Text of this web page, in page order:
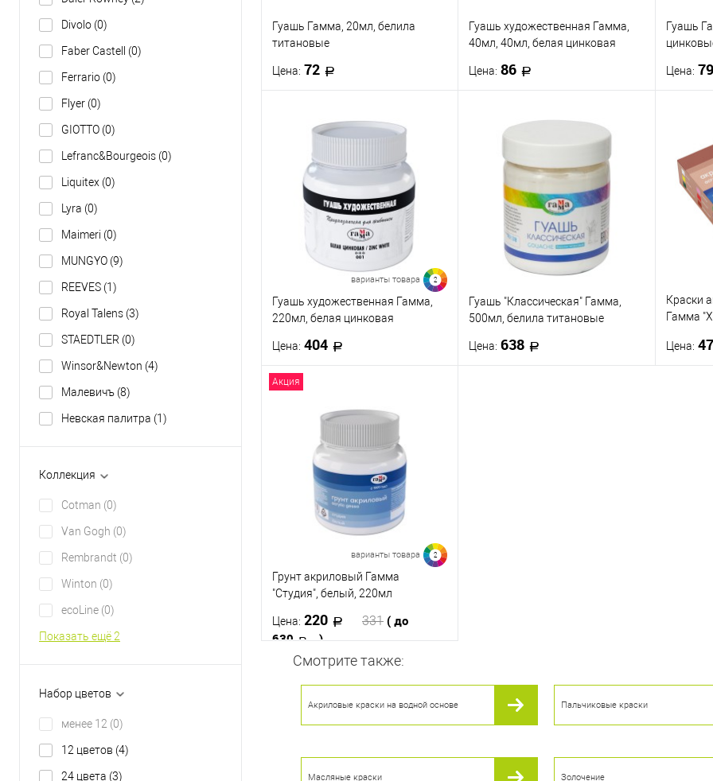
Divolo (0)
Faber Castell (0)
Ferrario (0)
Flyer (0)
GIOTTO (0)
Lefranc&Bourgeois (0)
Liquitex (0)
Lyra (0)
Maimeri (0)
MUNGYO (9)
REEVES (1)
Royal Talens (3)
STAEDTLER (0)
Winsor&Newton (4)
Малевичъ (8)
Невская палитра (1)
Коллекция
Cotman (0)
Van Gogh (0)
Rembrandt (0)
Winton (0)
ecoLine (0)
Показать ещё 2
Набор цветов
менее 12 (0)
12 цветов (4)
24 цвета (3)
Гуашь Гамма, 20мл, белила
титановые
Цена: 72
Купить в 1 клик
К сравнению
В избранное
В наличии
Гуашь художественная Гамма,
40мл, 40мл, белая цинковая
Цена: 86
Купить в 1 клик
К сравнению
В избранное
В наличии
Гуашь
Цена: 79
В
варианты товара 2
Гуашь художественная Гамма,
220мл, белая цинковая
Цена: 404
В избранное
В наличии
Гуашь "Классическая" Гамма,
500мл, белила титановые
Цена: 638
Краски
Гамма
Цена:
Акция
варианты товара 2
Грунт акриловый Гамма
"Студия", белый, 220мл
Цена: 220 331 ( до
630
)
В корзину
Купить в 1 клик
К сравнению
Смотрите также:
Акриловые краски на водной основе Пальчиковые краски
Масляные краски Золочение